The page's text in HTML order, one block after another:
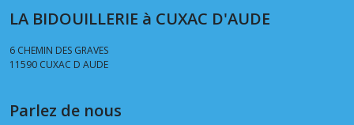
LA BIDOUILLERIE à CUXAC D'AUDE
6 CHEMIN DES GRAVES
11590 CUXAC D AUDE
Parlez de nous